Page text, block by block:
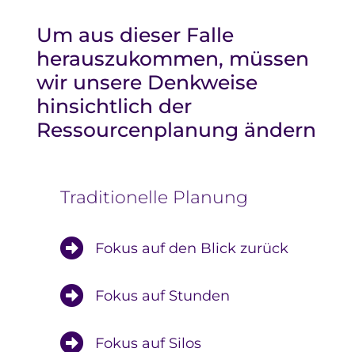
Um aus dieser Falle
herauszukommen, müssen
wir unsere Denkweise
hinsichtlich der
Ressourcenplanung ändern
Traditionelle Planung
Fokus auf den Blick zurück
Fokus auf Stunden
Fokus auf Silos